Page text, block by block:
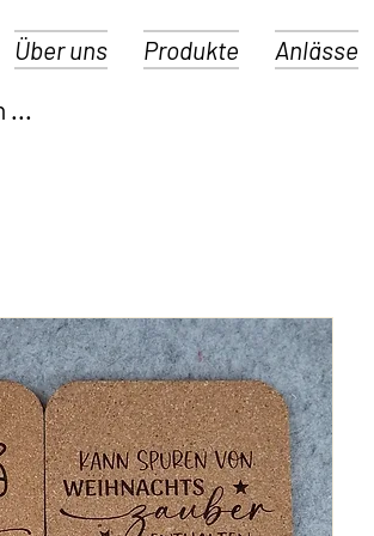
Über uns Produkte Anlässe